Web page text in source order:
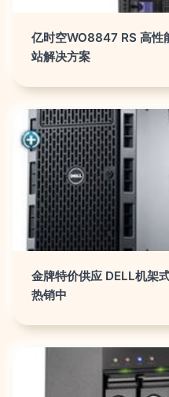
亿时空WO8847 RS 高性
站解决方案
金牌特价供应 DELL机
热销中